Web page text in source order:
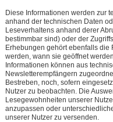
Diese Informationen werden zur
anhand der technischen Daten
Leseverhaltens anhand derer
bestimmbar sind) oder der
Erhebungen gehört ebenfalls die
werden, wann sie geöffnet
Informationen können aus
Newsletterempfängern
Bestreben, noch, sofern
Nutzer zu beobachten. Die
Lesegewohnheiten unserer
anzupassen oder
unserer Nutzer zu versenden.